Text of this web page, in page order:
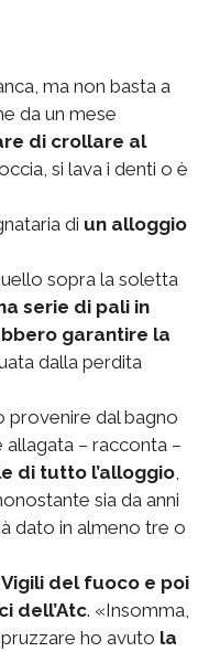
ma non basta a
da un mese
di crollare al
si lava i denti o è
di un alloggio
sopra la soletta
serie di pali in
garantire la
dalla perdita
provenire dal bagno
allagata – racconta –
di tutto l’alloggio
sia da anni
dato in almeno tre o
Vigili del fuoco e poi
dell’Atc. «Insomma,
ho avuto la